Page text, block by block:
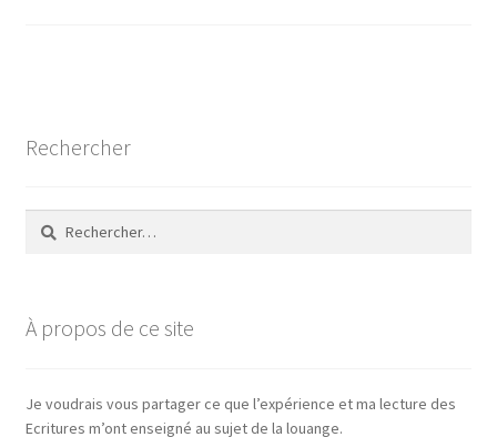
Rechercher
Rechercher :
À propos de ce site
Je voudrais vous partager ce que l’expérience et ma lecture des
Ecritures m’ont enseigné au sujet de la louange.